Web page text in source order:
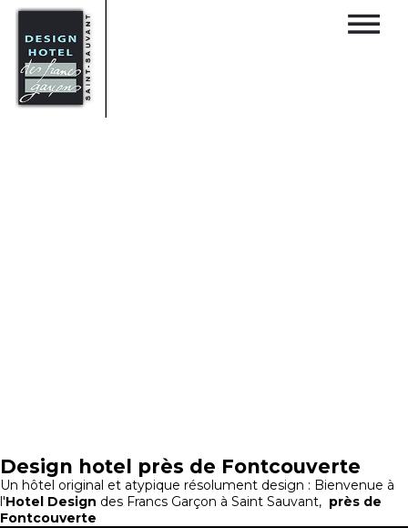
Design hotel près de Fontcouverte
Un hôtel original et atypique résolument design : Bienvenue à
l'Hotel Design des Francs Garçon à Saint Sauvant, près de
Fontcouverte